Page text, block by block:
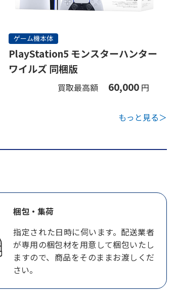
ゲーム機本体
PlayStation5 モンスターハンター
ワイルズ 同梱版
買取最高額 60,000 円
もっと見る＞
梱包・集荷
指定された日時に伺います。配送業者
が専用の梱包材を用意して梱包いたし
ますので、商品をそのままお渡しくだ
さい。